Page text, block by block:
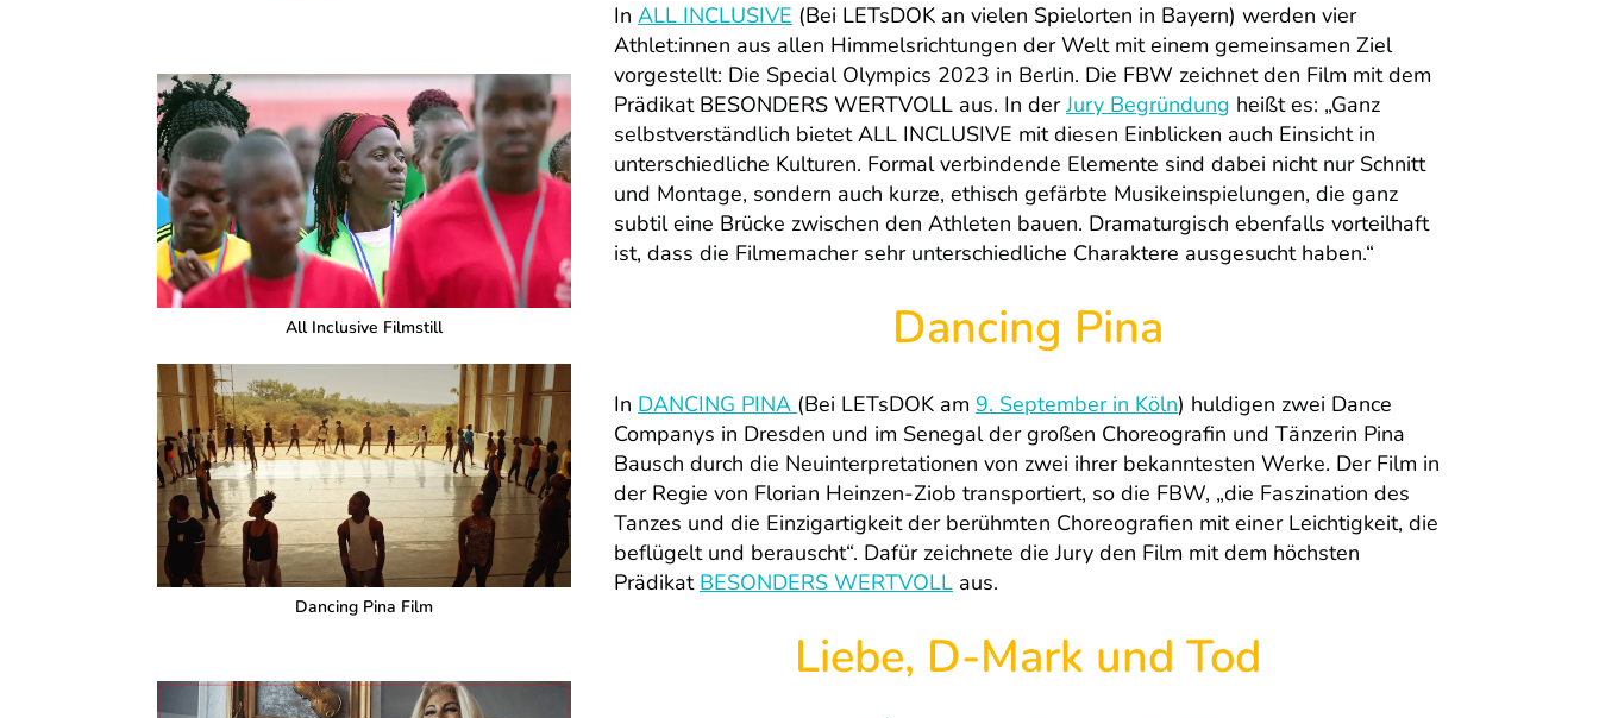
All Inclusive Filmstill
Dancing Pina Film
In ALL INCLUSIVE (Bei LETsDOK an vielen Spielorten in Bayern) werden vier
Athlet:innen aus allen Himmelsrichtungen der Welt mit einem gemeinsamen Ziel
vorgestellt: Die Special Olympics 2023 in Berlin. Die FBW zeichnet den Film mit dem
Prädikat BESONDERS WERTVOLL aus. In derJury Begründung heißt es: „Ganz
selbstverständlich bietet ALL INCLUSIVE mit diesen Einblicken auch Einsicht in
unterschiedliche Kulturen. Formal verbindende Elemente sind dabei nicht nur Schnitt
und Montage, sondern auch kurze, ethisch gefärbte Musikeinspielungen, die ganz
subtil eine Brücke zwischen den Athleten bauen. Dramaturgisch ebenfalls vorteilhaft
ist, dass die Filmemacher sehr unterschiedliche Charaktere ausgesucht haben.“
Dancing Pina
In DANCING PINA (Bei LETsDOK am 9. September in Köln) huldigen zwei Dance
Companys in Dresden und im Senegal der großen Choreografin und Tänzerin Pina
Bausch durch die Neuinterpretationen von zwei ihrer bekanntesten Werke. Der Film in
der Regie von Florian Heinzen-Ziob transportiert, so die FBW, „die Faszination des
Tanzes und die Einzigartigkeit der berühmten Choreografien mit einer Leichtigkeit, die
beflügelt und berauscht“. Dafür zeichnete die Jury den Film mit dem höchsten
Prädikat BESONDERS WERTVOLL aus.
Liebe, D-Mark und Tod